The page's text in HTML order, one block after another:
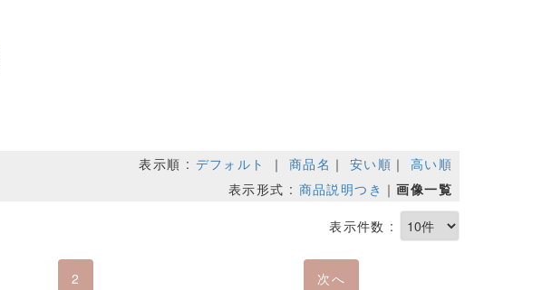
表示順 : デフォルト ｜ 商品名 ｜ 安い順 ｜ 高い順
表示形式 : 商品説明つき ｜画像一覧
表示件数 :
2 次へ